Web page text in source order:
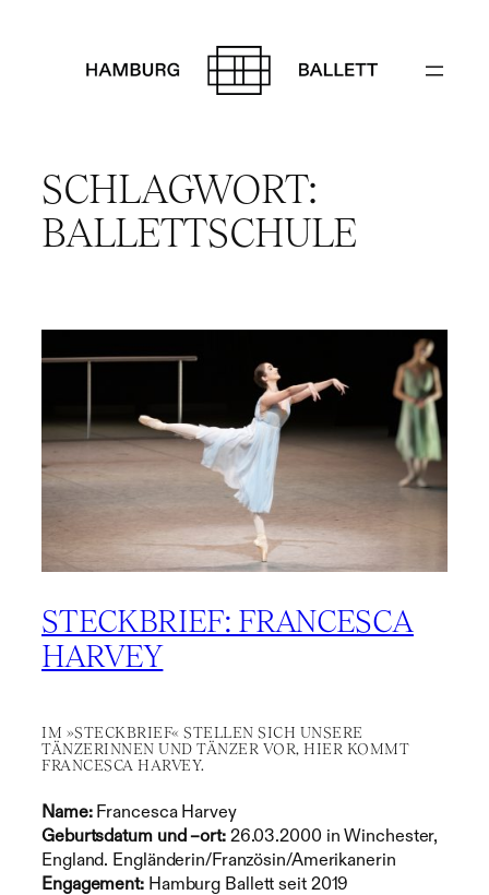
SCHLAGWORT:
BALLETTSCHULE
STECKBRIEF: FRANCESCA
HARVEY
IM »STECKBRIEF« STELLEN SICH UNSERE
TÄNZERINNEN UND TÄNZER VOR, HIER KOMMT
FRANCESCA HARVEY.
Name: Francesca Harvey
Geburtsdatum und –ort:26.03.2000 in Winchester,
England. Engländerin/Französin/Amerikanerin
Engagement:Hamburg Ballett seit 2019